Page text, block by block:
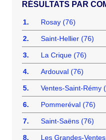
1. Rosay (76)
2. Saint-Hellier (76)
3. La Crique (76)
4. Ardouval (76)
5. Ventes-Saint-Rémy
6. Pommeréval (76)
7. Saint-Saëns (76)
8. Les Grandes-